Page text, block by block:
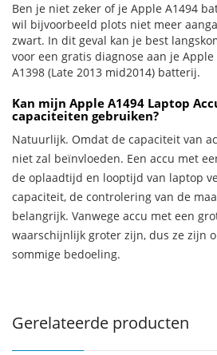
Ben je niet zeker of je Apple A1494
wil bijvoorbeeld plots niet meer
zwart. In dit geval kan je best
voor een gratis diagnose aan je Apple
A1398 (Late 2013 mid2014) batterij.
Kan mijn Apple A1494 Laptop
capaciteiten gebruiken?
Natuurlijk. Omdat de capaciteit van
niet zal beïnvloeden. Een accu met
de oplaadtijd en looptijd van laptop
capaciteit, de controlering van de
belangrijk. Vanwege accu met een
waarschijnlijk groter zijn, dus ze zijn
sommige bedoeling.
Gerelateerde producten